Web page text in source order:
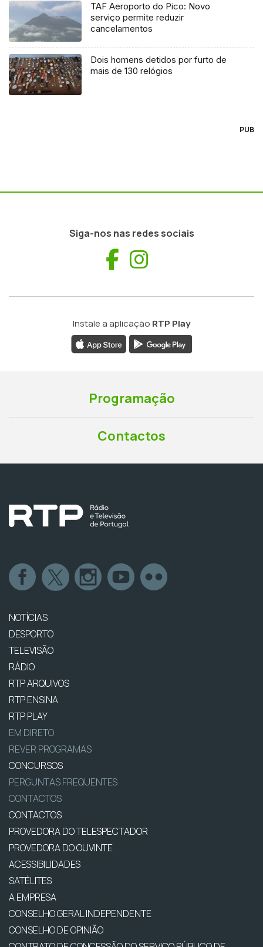
TAF Aeroporto do Pico: Novo
serviço permite reduzir
cancelamentos
Dois homens detidos por furto de
mais de 130 relógios
PUB
Siga-nos nas redes sociais
Facebook
Instale a aplicação RTP Play
Programação
Contactos
NOTÍCIAS
DESPORTO
TELEVISÃO
RÁDIO
RTP ARQUIVOS
RTP ENSINA
RTP PLAY
EM DIRETO
REVER PROGRAMAS
CONCURSOS
PERGUNTAS FREQUENTES
CONTACTOS
CONTACTOS
PROVEDORA DO TELESPECTADOR
PROVEDORA DO OUVINTE
ACESSIBILIDADES
SATÉLITES
A EMPRESA
CONSELHO GERAL INDEPENDENTE
CONSELHO DE OPINIÃO